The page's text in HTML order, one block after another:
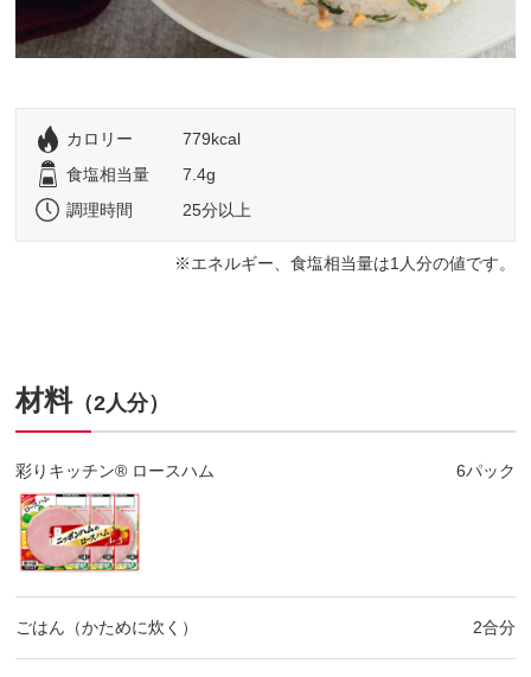
カロリー
779kcal
食塩相当量
7.4g
調理時間
25分以上
エネルギー、食塩相当量は1人分の値です。
材料（2人分）
彩りキッチン® ロースハム 6パック
ごはん（かために炊く） 2合分